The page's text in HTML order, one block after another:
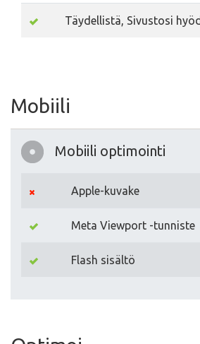
Täydellistä, Sivustosi
Mobiili
Mobiili optimointi
Apple-kuvake
Meta Viewport -tunniste
Flash sisältö